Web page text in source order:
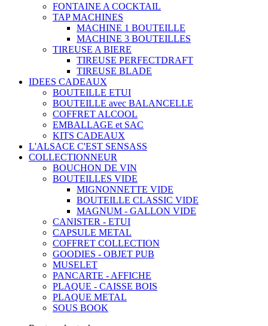
FONTAINE A COCKTAIL
TAP MACHINES
MACHINE 1 BOUTEILLE
MACHINE 3 BOUTEILLES
TIREUSE A BIERE
TIREUSE PERFECTDRAFT
TIREUSE BLADE
IDEES CADEAUX
BOUTEILLE ETUI
BOUTEILLE avec BALANCELLE
COFFRET ALCOOL
EMBALLAGE et SAC
KITS CADEAUX
L'ALSACE C'EST SENSASS
COLLECTIONNEUR
BOUCHON DE VIN
BOUTEILLES VIDE
MIGNONNETTE VIDE
BOUTEILLE CLASSIC VIDE
MAGNUM - GALLON VIDE
CANISTER - ETUI
CAPSULE METAL
COFFRET COLLECTION
GOODIES - OBJET PUB
MUSELET
PANCARTE - AFFICHE
PLAQUE - CAISSE BOIS
PLAQUE METAL
SOUS BOOK